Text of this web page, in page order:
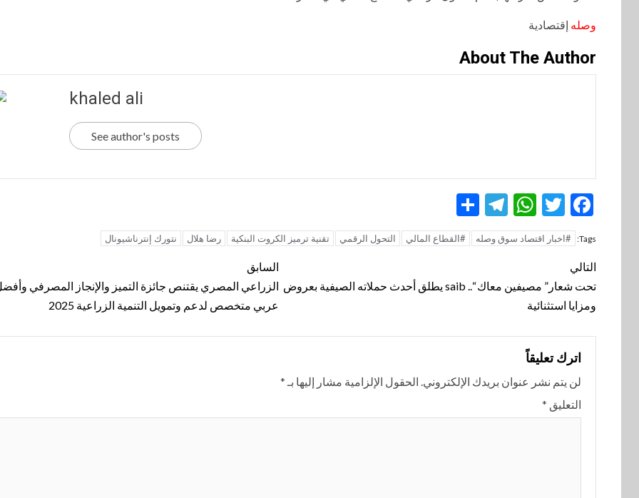
وصله إقتصادية
About The Author
khaled ali
See author's posts
Facebook
Twitter
WhatsApp
Telegram
Tags: #اخبار اقتصاد سوق وصله #القطاع المالي التحول الرقمي تقنية ترميز الكروت البنكية رضا هلال نتورك إنترناشيونال
تنقل
المقالة
السابق
الزراعي المصري يقتنص جائزة التميز والإنجاز المصرفي
عربي متخصص لدعم وتمويل التنمية الزراعية 2025
التالي
تحت شعار” مصيفين معاك “.. saib يطلق أحدث حملاته الصيفية بعروض
ومزايا استثنائية
اترك تعليقاً
لن يتم نشر عنوان بريدك الإلكتروني. الحقول الإلزامية مشار إليها بـ *
التعليق *